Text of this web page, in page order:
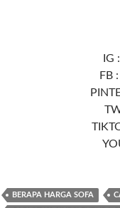
IG
FB
BERAPA HARGA SOFA